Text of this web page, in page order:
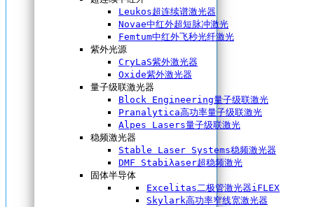
Leukos超连续谱激光器
Novae中红外超短脉冲激光
Femtum中红外飞秒光纤激光
紫外光源
CryLaS紫外激光器
Oxide紫外激光器
量子级联激光器
Block Engineering量子级联激光
Pranalytica高功率量子级联激光
Alpes Lasers量子级联激光
稳频激光器
Stable Laser Systems稳频激光器
DMF Stabiλaser超稳频激光
固体半导体
Excelitas二极管激光器iFLEX
Skylark高功率窄线宽激光器